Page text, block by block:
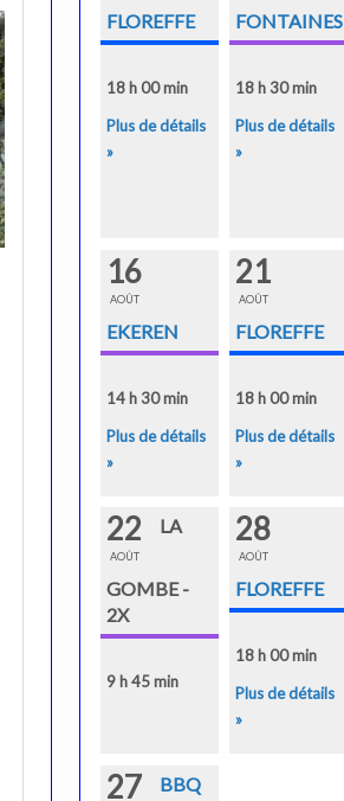
FLOREFFE
18 h 00 min
Plus de détails
»
FONTAINES
18 h 30 min
Plus de détails
»
16
AOÛT
EKEREN
14 h 30 min
Plus de détails
»
21
AOÛT
FLOREFFE
18 h 00 min
Plus de détails
»
22
AOÛT
LA
GOMBE -
2X
9 h 45 min
28
AOÛT
FLOREFFE
18 h 00 min
Plus de détails
»
27
BBQ